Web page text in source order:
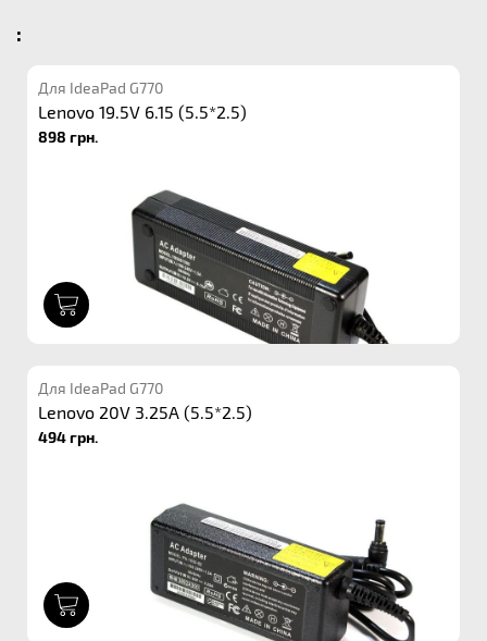
:
Для IdeaPad G770
Lenovo 19.5V 6.15 (5.5*2.5)
898 грн.
Для IdeaPad G770
Lenovo 20V 3.25A (5.5*2.5)
494 грн.